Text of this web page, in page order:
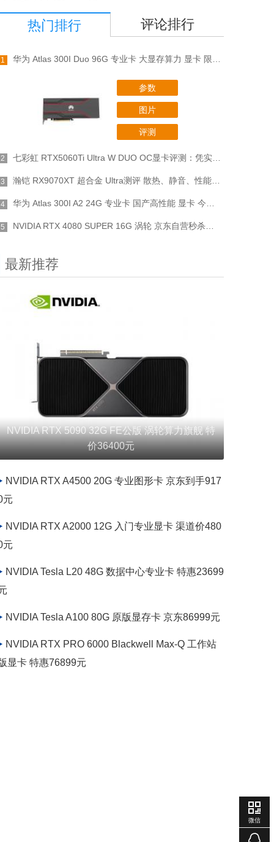
热门排行 评论排行
1 华为 Atlas 300I Duo 96G 专业卡 大显存算力 显卡 限时钜惠到手13300元
参数
图片
评测
2
3
4
5 NVIDIA RTX 4080 SUPER 16G 涡轮 京东自营秒杀价9599元
最新推荐
NVIDIA Quadro RTX 8000 48G 老款专业卡 京东5
3100元
NVIDIA RTX A4500 20G 专业图形卡 京东到手917
元
NVIDIA RTX A2000 12G 入门专业显卡 渠道价480
元
NVIDIA Tesla L20 48G 数据中心专业卡 特惠23699
NVIDIA Tesla A100 80G 原版显存卡 京东86999元
NVIDIA RTX PRO 6000 Blackwell Max-Q 工作站
显卡 特惠76899元
微信